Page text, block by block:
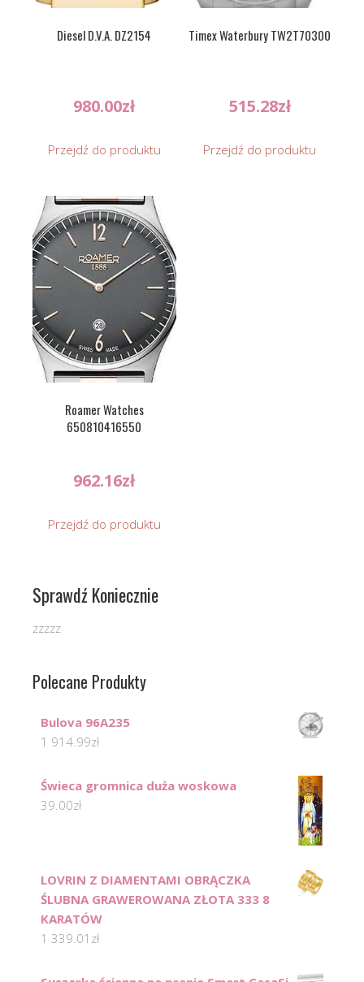
Diesel D.V.A. DZ2154
980.00zł
Przejdź do produktu
Timex Waterbury TW2T70300
515.28zł
Przejdź do produktu
Roamer Watches
650810416550
962.16zł
Przejdź do produktu
Sprawdź Koniecznie
zzzzz
Polecane Produkty
Bulova 96A235
1 914.99zł
Świeca gromnica duża woskowa
39.00zł
LOVRIN Z DIAMENTAMI OBRĄCZKA
ŚLUBNA GRAWEROWANA ZŁOTA 333 8
KARATÓW
1 339.01 zł